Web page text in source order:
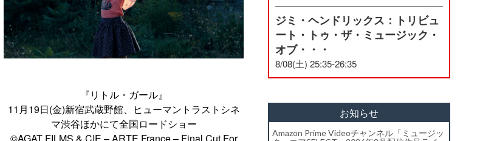
『リトル・ガール』
11月19日(金)新宿武蔵野館、ヒューマントラストシネ
マ渋谷ほかにて全国ロードショー
ジミ・ヘンドリックス：トリビュ
ート・トゥ・ザ・ミュージック・
オブ・・・
8/08(土) 25:35-26:35
お知らせ
Amazon Prime Videoチャンネル「ミュージッ